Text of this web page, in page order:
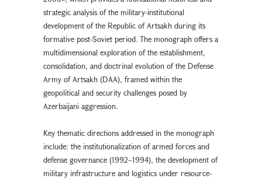
strategic analysis of the military-institutional
development of the Republic of Artsakh during its
formative post-Soviet period. The monograph offers a
multidimensional exploration of the establishment,
consolidation, and doctrinal evolution of the Defense
Army of Artsakh (DAA), framed within the
geopolitical and security challenges posed by
Azerbaijani aggression.
Key thematic directions addressed in the monograph
include: the institutionalization of armed forces and
defense governance (1992–1994), the development of
military infrastructure and logistics under resource-